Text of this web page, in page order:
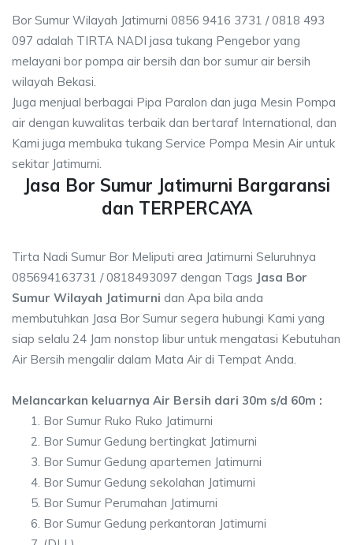
Bor Sumur Wilayah Jatimurni 0856 9416 3731 / 0818 493
097 adalah TIRTA NADI jasa tukang Pengebor yang
melayani bor pompa air bersih dan bor sumur air bersih
wilayah Bekasi.
Juga menjual berbagai Pipa Paralon dan juga Mesin Pompa
air dengan kuwalitas terbaik dan bertaraf International, dan
Kami juga membuka tukang Service Pompa Mesin Air untuk
sekitar Jatimurni.
Jasa Bor Sumur Jatimurni Bargaransi
dan TERPERCAYA
Tirta Nadi Sumur Bor Meliputi area Jatimurni Seluruhnya
085694163731 / 0818493097 dengan Tags Jasa Bor
Sumur Wilayah Jatimurni dan Apa bila anda
membutuhkan Jasa Bor Sumur segera hubungi Kami yang
siap selalu 24 Jam nonstop libur untuk mengatasi Kebutuhan
Air Bersih mengalir dalam Mata Air di Tempat Anda.
Melancarkan keluarnya Air Bersih dari 30m s/d 60m :
Bor Sumur Ruko Ruko Jatimurni
Bor Sumur Gedung bertingkat Jatimurni
Bor Sumur Gedung apartemen Jatimurni
Bor Sumur Gedung sekolahan Jatimurni
Bor Sumur Perumahan Jatimurni
Bor Sumur Gedung perkantoran Jatimurni